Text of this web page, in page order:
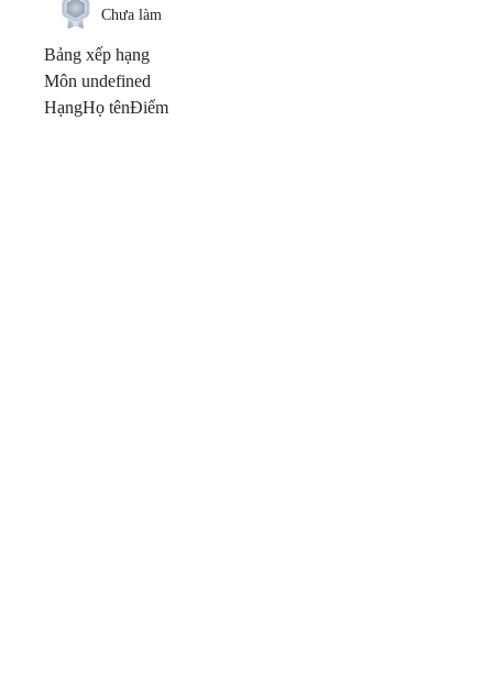
Chưa làm
Bảng xếp hạng
Môn undefined
HạngHọ tênĐiểm